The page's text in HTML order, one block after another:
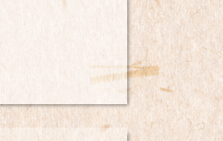
旗・幕・のぼり